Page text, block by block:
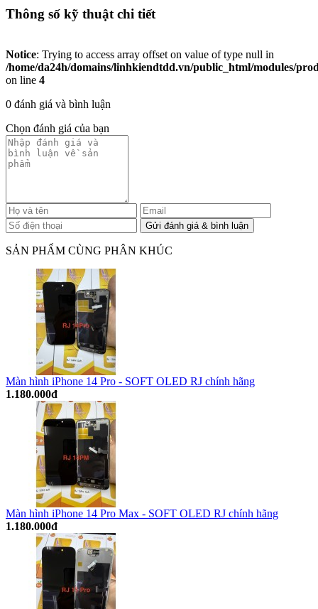
Thông số kỹ thuật chi tiết
Notice: Trying to access array offset on value of type null in
/home/da24h/domains/linhkiendtdd.vn/public_html/modules/
on line 4
0 đánh giá và bình luận
Chọn đánh giá của bạn
SẢN PHẨM CÙNG PHÂN KHÚC
Màn hình iPhone 14 Pro - SOFT OLED RJ chính hãng
1.180.000đ
Màn hình iPhone 14 Pro Max - SOFT OLED RJ chính hãng
1.180.000đ